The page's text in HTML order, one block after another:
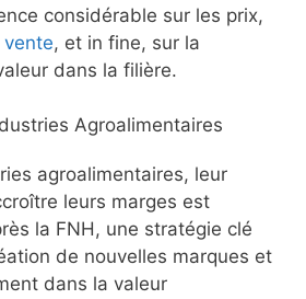
considérable sur les prix,
vente, et in fine, sur la
dans la filière.
Agroalimentaires
agroalimentaires, leur
leurs marges est
la FNH, une stratégie clé
de nouvelles marques et
dans la valeur